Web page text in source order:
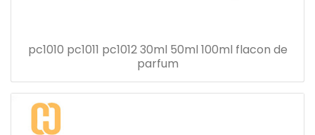
pc1010 pc1011 pc1012 30ml 50ml 100ml flacon de
parfum